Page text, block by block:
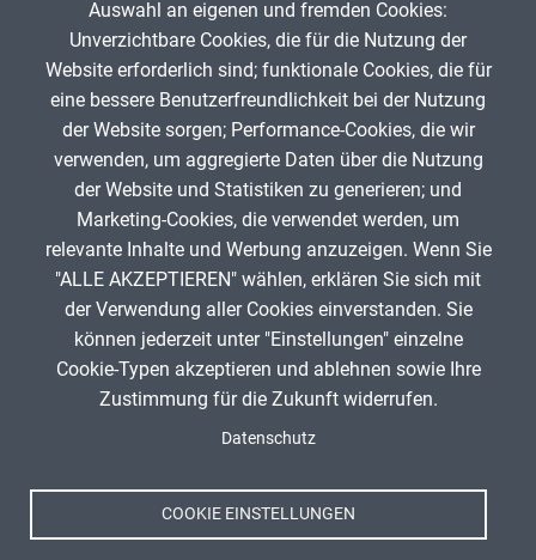
Gib die Zeichen aus dem Bild oben ein,
beachte Groß- und Kleinschreibung.
Um Spam zu verhindern, gib bitte die Zeichenfolge aus dem Bild
oben ein.
ANZEIGE
Spenden
Impressum
Auswahl an eigenen und fremden Cookies:
Unverzichtbare Cookies, die für die Nutzung der
Website erforderlich sind; funktionale Cookies, die für
eine bessere Benutzerfreundlichkeit bei der Nutzung
der Website sorgen; Performance-Cookies, die wir
verwenden, um aggregierte Daten über die Nutzung
der Website und Statistiken zu generieren; und
Marketing-Cookies, die verwendet werden, um
relevante Inhalte und Werbung anzuzeigen. Wenn Sie
"ALLE AKZEPTIEREN" wählen, erklären Sie sich mit
der Verwendung aller Cookies einverstanden. Sie
können jederzeit unter "Einstellungen" einzelne
Cookie-Typen akzeptieren und ablehnen sowie Ihre
Zustimmung für die Zukunft widerrufen.
Datenschutz
COOKIE EINSTELLUNGEN